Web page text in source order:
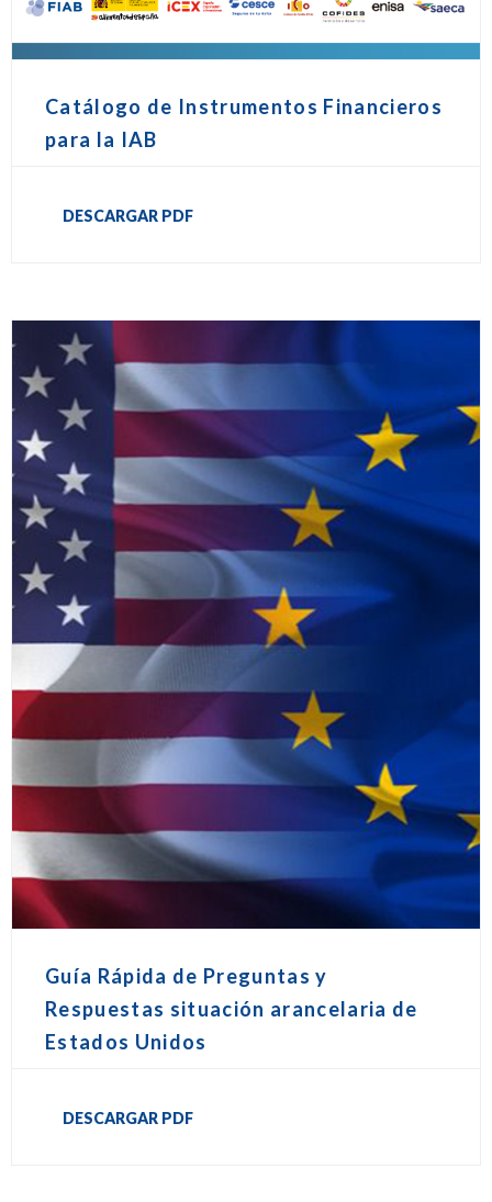
Catálogo de Instrumentos Financieros
para la IAB
DESCARGAR PDF
Guía Rápida de Preguntas y
Respuestas situación arancelaria de
Estados Unidos
DESCARGAR PDF